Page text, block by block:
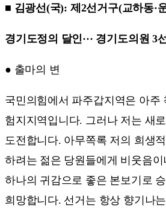
■ 김광선(국): 제2선거구(교하동·
경기도정의 달인··· 경기도의원 3
● 출마의 변
국민의힘에서 파주갑지역은 아주
험지지역입니다. 그러나 저는 새
도전합니다. 아무쪽록 저의 희생
하려는 젊은 당원들에게 비웃음
하나의 귀감으로 좋은 본보기로
희망합니다. 선거는 항상 향기나